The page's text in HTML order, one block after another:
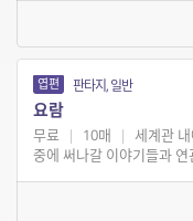
엽편 판타지, 일반
요람
무료 | 10매 | 세계관
중에 써나갈 이야기들과 연